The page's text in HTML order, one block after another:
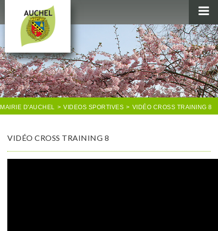
MAIRIE
AU QUOTIDIEN
AGENDA & LOISIRS
AUCHEL EN IMAGES
MAIRIE D'AUCHEL > VIDEOS SPORTIVES > VIDÉO CROSS TRAINING 8
VIDÉO CROSS TRAINING 8